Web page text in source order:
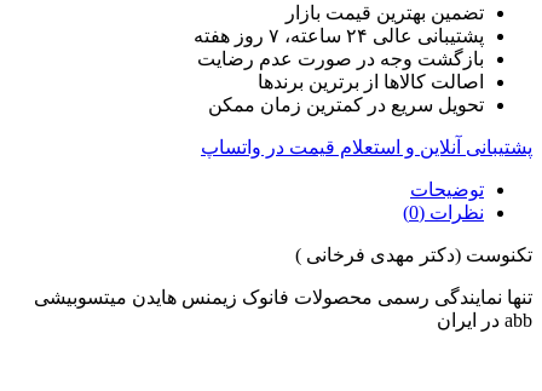
تضمین بهترین قیمت بازار
پشتیبانی عالی ۲۴ ساعته، ۷ روز هفته
بازگشت وجه در صورت عدم رضایت
اصالت کالاها از برترین برندها
تحویل سریع در کمترین زمان ممکن
پشتیبانی آنلاین و استعلام قیمت در واتساپ
توضیحات
نظرات (0)
تکنوست (دکتر مهدی فرخانی )
تنها نمایندگی رسمی محصولات فانوک زیمنس هایدن میتسوبیشی
abb در ایران